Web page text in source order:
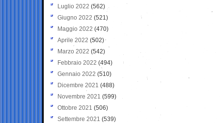
Luglio 2022 (562)
Giugno 2022 (521)
Maggio 2022 (470)
Aprile 2022 (502)
Marzo 2022 (542)
Febbraio 2022 (494)
Gennaio 2022 (510)
Dicembre 2021 (488)
Novembre 2021 (599)
Ottobre 2021 (506)
Settembre 2021 (539)